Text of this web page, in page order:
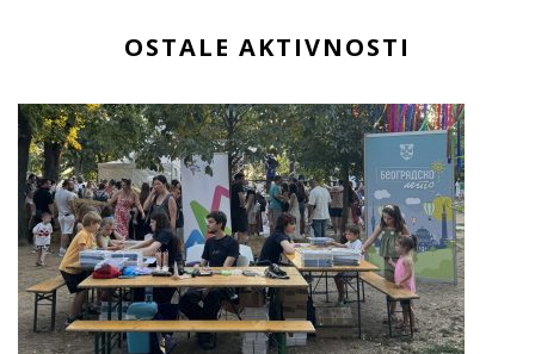
OSTALE AKTIVNOSTI